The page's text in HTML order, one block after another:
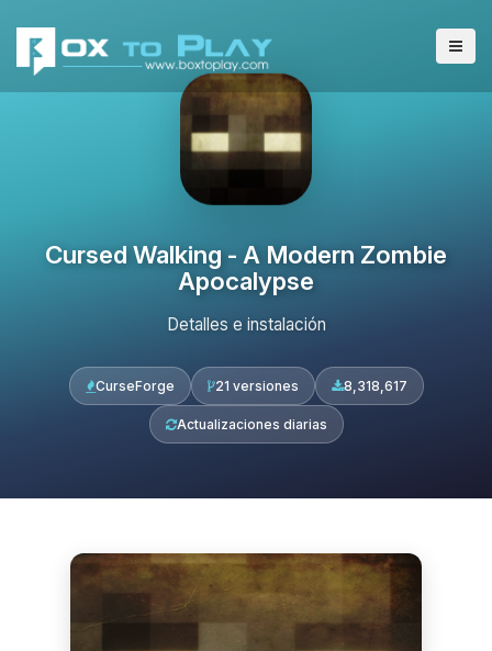
Cursed Walking - A Modern Zombie
Apocalypse
Detalles e instalación
CurseForge 21 versiones 8,318,617
Actualizaciones diarias